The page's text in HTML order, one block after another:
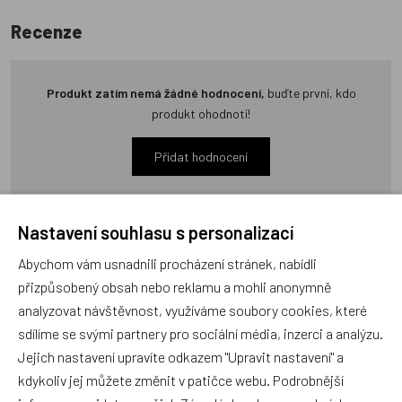
Recenze
Produkt zatím nemá žádné hodnocení, buďte první, kdo
produkt ohodnotí!
Přidat hodnocení
Zboží se stejným motivem
Efko, PAT A MAT Meteo
Domeček
Polštář 30x30cm Pat&Mat,
ČB
Nastavení souhlasu s personalizací
Abychom vám usnadnili procházení stránek, nabídli
přizpůsobený obsah nebo reklamu a mohli anonymně
analyzovat návštěvnost, využíváme soubory cookies, které
sdílíme se svými partnery pro sociální média, inzerci a analýzu.
Jejich nastavení upravíte odkazem "Upravit nastavení" a
kdykoliv jej můžete změnit v patičce webu. Podrobnější